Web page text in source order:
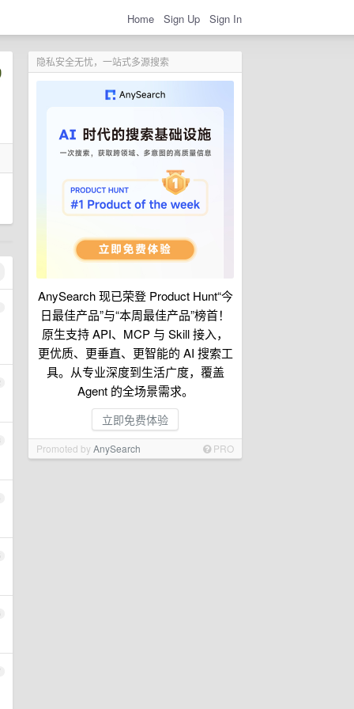
Home Sign Up Sign In
隐私安全无忧，一站式多源搜索
AnySearch 现已荣登 Product Hunt“今
日最佳产品”与“本周最佳产品”榜首！
原生支持 API、MCP 与 Skill 接入，
更优质、更垂直、更智能的 AI 搜索工
具。从专业深度到生活广度，覆盖
Agent 的全场景需求。
立即免费体验
Promoted byAnySearch PRO